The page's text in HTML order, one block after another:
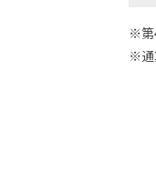
※第
※通